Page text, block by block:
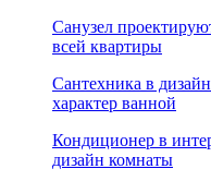
Санузел
всей квартиры
Сантехника в
характер ванной
Кондиционер в
дизайн комнаты